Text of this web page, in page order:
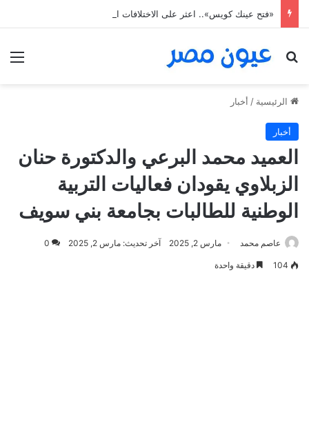
بحث عن
الرئيسية / أخبار
أخبار
العميد محمد البرعي والدكتورة حنان
الزبلاوي يقودان فعاليات التربية
الوطنية للطالبات بجامعة بني سويف
عاصم محمد مارس 2, 2025 آخر تحديث: مارس 2, 2025 0
104 دقيقة واحدة